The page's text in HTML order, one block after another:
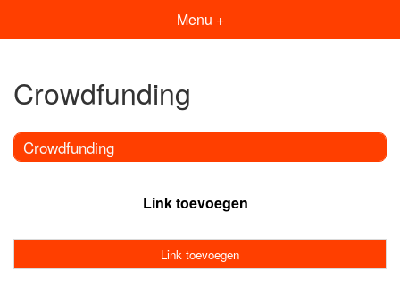
Menu +
Crowdfunding
Crowdfunding
Link toevoegen
Link toevoegen